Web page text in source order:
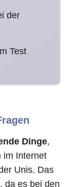
der
Test
Dinge,
im Internet
Unis. Das
da es bei den